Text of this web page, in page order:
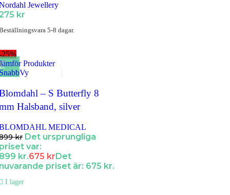
Jewellery
kr
5-8 dagar.
25%
Produkter
– S Butterfly 8
Halsband, silver
MEDICAL
kr Det ursprungliga
var:
kr.675 kr Det
priset är: 675 kr.
I lager